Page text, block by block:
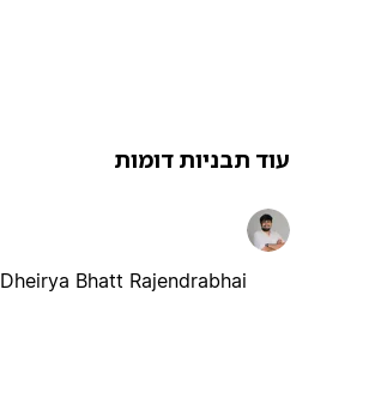
עוד תבניות דומות
Dheirya Bhatt Rajendrabhai